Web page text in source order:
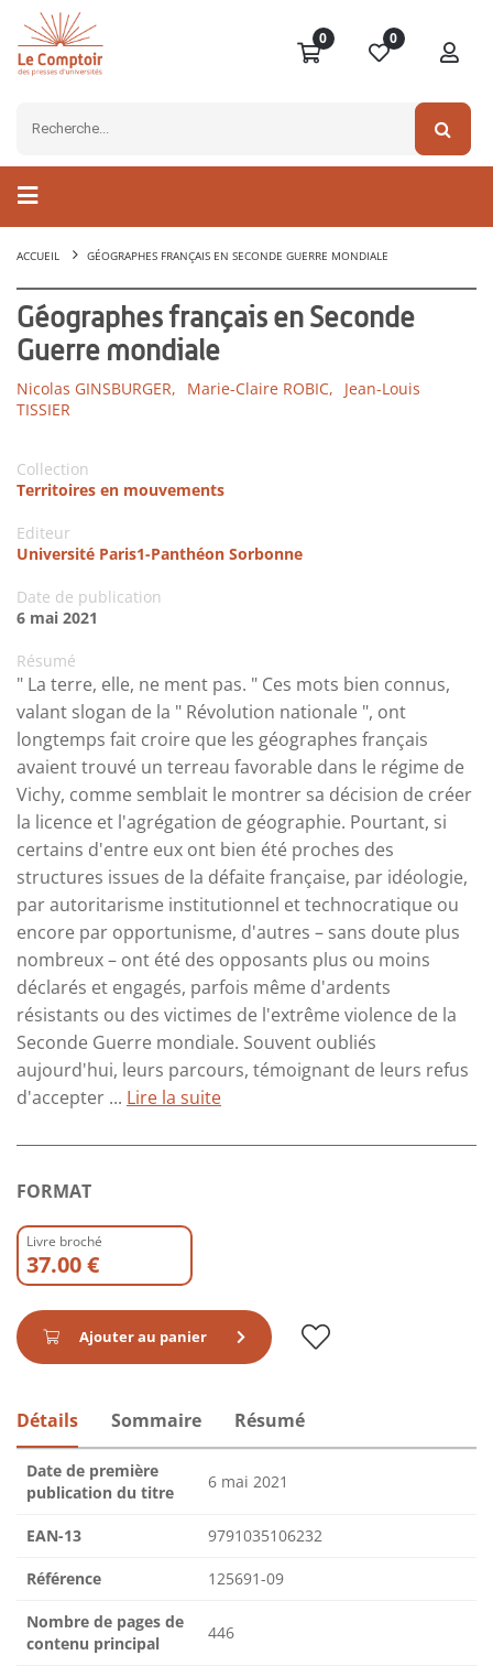
0 0
ACCUEIL GÉOGRAPHES FRANÇAIS EN SECONDE GUERRE MONDIALE
Géographes français en Seconde
Guerre mondiale
Nicolas GINSBURGER, Marie-Claire ROBIC,
Jean-Louis
TISSIER
Collection
Territoires en mouvements
Editeur
Université Paris1-Panthéon Sorbonne
Date de publication
6 mai 2021
Résumé
" La terre, elle, ne ment pas. " Ces mots bien connus,
valant slogan de la " Révolution nationale ", ont
longtemps fait croire que les géographes français
avaient trouvé un terreau favorable dans le régime de
Vichy, comme semblait le montrer sa décision de créer
la licence et l'agrégation de géographie. Pourtant, si
certains d'entre eux ont bien été proches des
structures issues de la défaite française, par idéologie,
par autoritarisme institutionnel et technocratique ou
encore par opportunisme, d'autres – sans doute plus
nombreux – ont été des opposants plus ou moins
déclarés et engagés, parfois même d'ardents
résistants ou des victimes de l'extrême violence de la
Seconde Guerre mondiale. Souvent oubliés
aujourd'hui, leurs parcours, témoignant de leurs refus
d'accepter ... Lire la suite
FORMAT
Livre broché
37.00 €
Ajouter au panier
Détails Sommaire Résumé
Date de première
publication du titre
6 mai 2021
EAN-13 9791035106232
Référence 125691-09
Nombre de pages de
contenu principal
446